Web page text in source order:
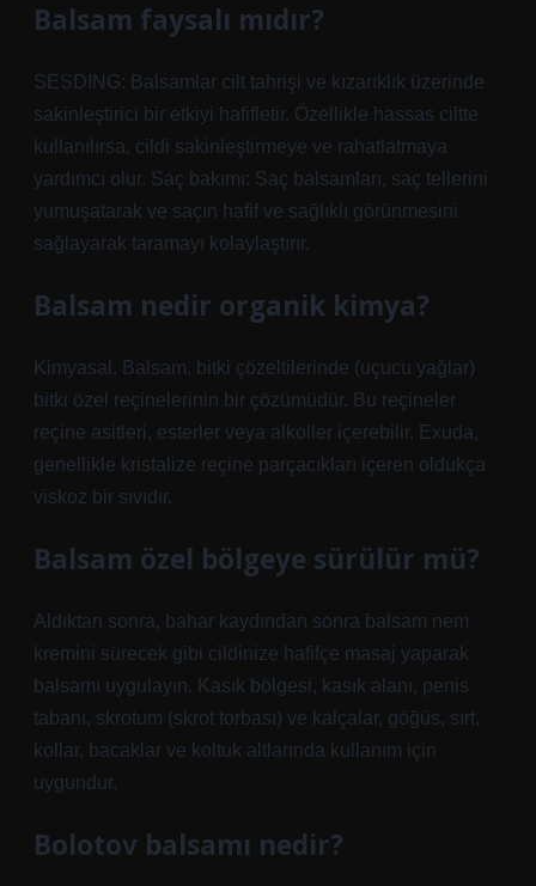
Balsam faysalı mıdır?
SESDING: Balsamlar cilt tahrişi ve kızarıklık üzerinde
sakinleştirici bir etkiyi hafifletir. Özellikle hassas ciltte
kullanılırsa, cildi sakinleştirmeye ve rahatlatmaya
yardımcı olur. Saç bakımı: Saç balsamları, saç tellerini
yumuşatarak ve saçın hafif ve sağlıklı görünmesini
sağlayarak taramayı kolaylaştırır.
Balsam nedir organik kimya?
Kimyasal. Balsam, bitki çözeltilerinde (uçucu yağlar)
bitki özel reçinelerinin bir çözümüdür. Bu reçineler
reçine asitleri, esterler veya alkoller içerebilir. Exuda,
genellikle kristalize reçine parçacıkları içeren oldukça
viskoz bir sıvıdır.
Balsam özel bölgeye sürülür mü?
Aldıktan sonra, bahar kaydından sonra balsam nem
kremini sürecek gibi cildinize hafifçe masaj yaparak
balsamı uygulayın. Kasık bölgesi, kasık alanı, penis
tabanı, skrotum (skrot torbası) ve kalçalar, göğüs, sırt,
kollar, bacaklar ve koltuk altlarında kullanım için
uygundur.
Bolotov balsamı nedir?